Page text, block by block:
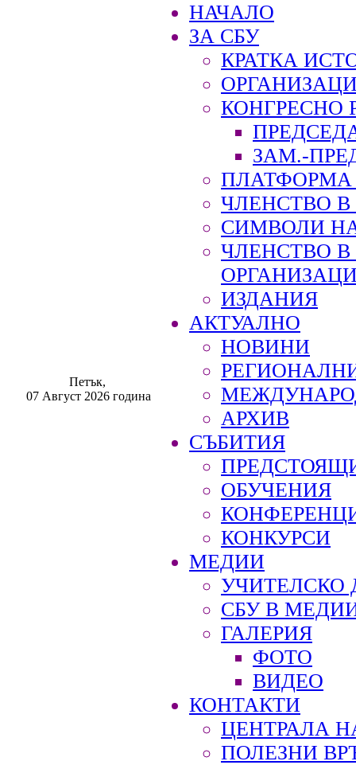
Петък,
07 Август 2026 година
НАЧАЛО
ЗА СБУ
КРАТКА
КОНГРЕСНО
ЗАМ.-
ПЛАТФОРМА
ЧЛЕНСТВО В
СИМВОЛИ
ЧЛЕНСТВО
ИЗДАНИЯ
АКТУАЛНО
НОВИНИ
АРХИВ
СЪБИТИЯ
ОБУЧЕНИЯ
КОНКУРСИ
МЕДИИ
УЧИТЕЛСКО
СБУ В
ГАЛЕРИЯ
ФОТО
ВИДЕО
КОНТАКТИ
ЦЕНТРАЛА
ПОЛЕЗНИ